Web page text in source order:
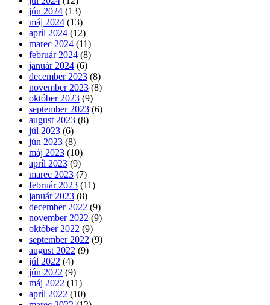
jún 2024 (13)
máj 2024 (13)
apríl 2024 (12)
marec 2024 (11)
február 2024 (8)
január 2024 (6)
december 2023 (8)
november 2023 (8)
október 2023 (9)
september 2023 (6)
august 2023 (8)
júl 2023 (6)
jún 2023 (8)
máj 2023 (10)
apríl 2023 (9)
marec 2023 (7)
február 2023 (11)
január 2023 (8)
december 2022 (9)
november 2022 (9)
október 2022 (9)
september 2022 (9)
august 2022 (9)
júl 2022 (4)
jún 2022 (9)
máj 2022 (11)
apríl 2022 (10)